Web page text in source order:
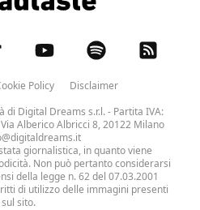
Policy
Disclaimer
di Digital Dreams s.r.l.- Partita IVA:
Alberico Albricci 8, 20122 Milano
giornalistica, in quanto viene
Non può pertanto considerarsi
della legge n. 62 del 07.03.2001
di utilizzo delle immagini presenti
sul sito.